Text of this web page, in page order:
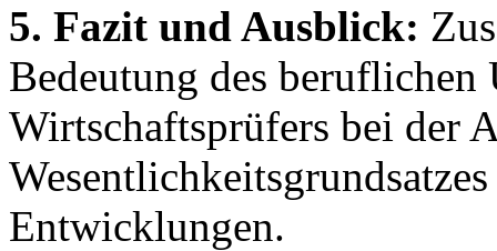
5. Fazit und Ausblick:
Bedeutung des beruflichen
Wirtschaftsprüfers bei der
Entwicklungen.